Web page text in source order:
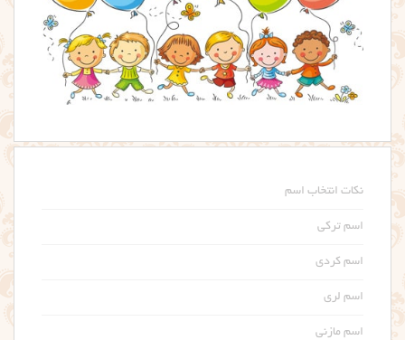
نکات انتخاب اسم
اسم ترکی
اسم کردی
اسم لری
اسم مازنی